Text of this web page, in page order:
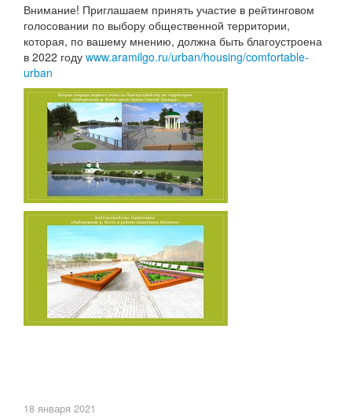
Внимание! Приглашаем принять участие в рейтинговом
голосовании по выбору общественной территории,
которая, по вашему мнению, должна быть благоустроена
в 2022 году www.aramilgo.ru/urban/housing/comfortable-
urban
18 января 2021